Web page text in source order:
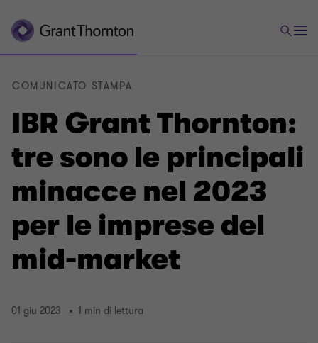
IBR Grant Thornton:
tre sono le principali
minacce nel 2023
per le imprese del
mid-market
COMUNICATO STAMPA
01 giu 2023 1 min di lettura